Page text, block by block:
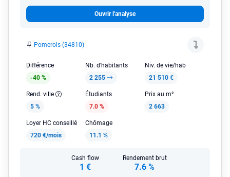
Ouvrir l'analyse
Pomerols (34810)
Différence
-40 %
Nb. d'habitants
2 255
Niv. de vie/hab
21 510 €
Rend. ville
5 %
Étudiants
7.0 %
Prix au m²
2 663
Loyer HC conseillé
720 €/mois
Chômage
11.1 %
Cash flow
1 €
Rendement brut
7.6 %